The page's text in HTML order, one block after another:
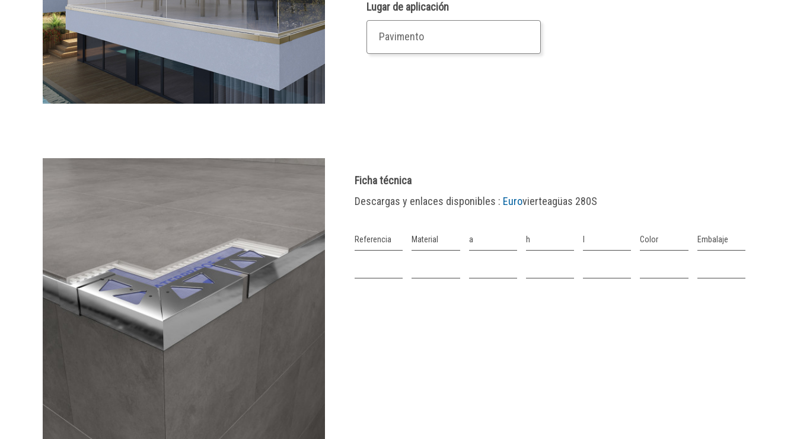
Lugar de aplicación
Pavimento
Ficha técnica
Descargas y enlaces disponibles : Eurovierteagüas 280S
Referencia Material a h Color Embalaje